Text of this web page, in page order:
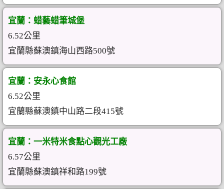
宜蘭：蜡藝蜡筆城堡
6.52公里
宜蘭縣蘇澳鎮海山西路500號
宜蘭：安永心食館
6.52公里
宜蘭縣蘇澳鎮中山路二段415號
宜蘭：一米特米食點心觀光工廠
6.57公里
宜蘭縣蘇澳鎮祥和路199號